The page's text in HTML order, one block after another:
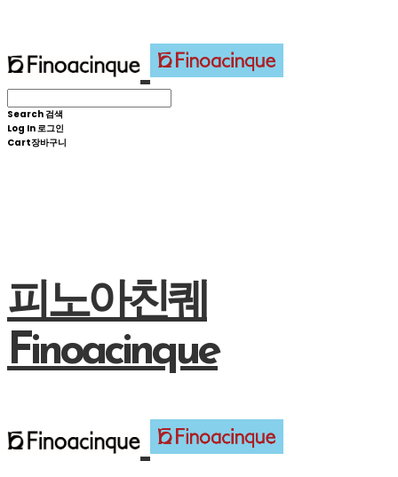
Search검색
Log In로그인
Cart장바구니
피노아친퀘
Finoacinque